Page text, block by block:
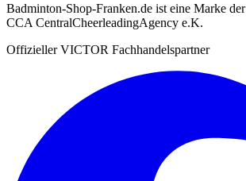
Badminton-Shop-Franken.de ist eine Marke der
CCA CentralCheerleadingAgency e.K.
Offizieller VICTOR Fachhandelspartner